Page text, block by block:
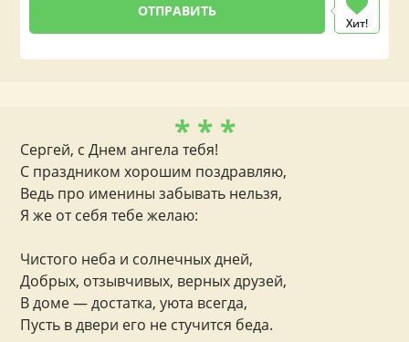
Хит!
* * *
Сергей, с Днем ангела тебя!
С праздником хорошим поздравляю,
Ведь про именины забывать нельзя,
Я же от себя тебе желаю:
Чистого неба и солнечных дней,
Добрых, отзывчивых, верных друзей,
В доме — достатка, уюта всегда,
Пусть в двери его не стучится беда.